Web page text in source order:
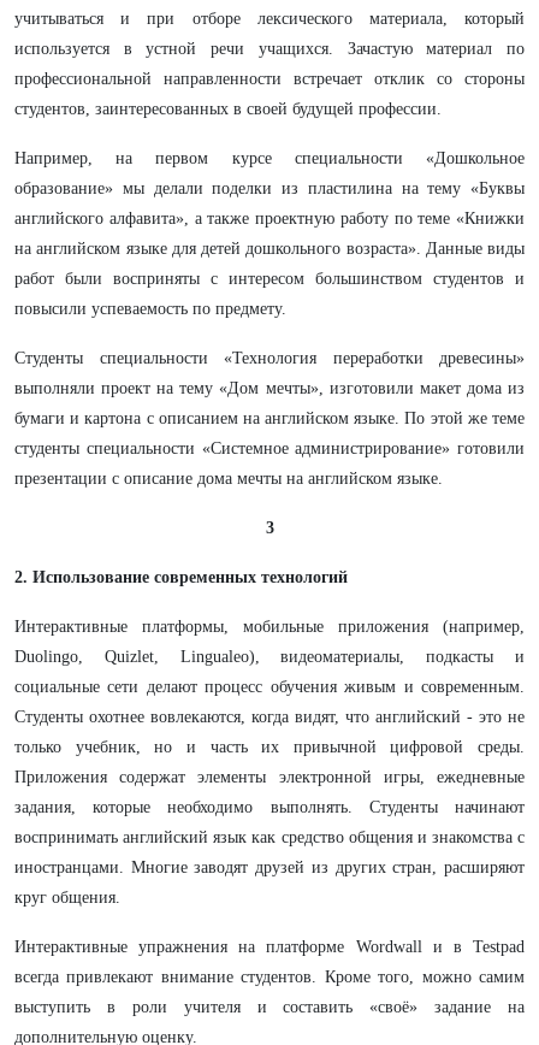
учитываться и при отборе лексического материала, который
используется в устной речи учащихся. Зачастую материал по
профессиональной направленности встречает отклик со стороны
студентов, заинтересованных в своей будущей профессии.
Например, на первом курсе специальности «Дошкольное
образование» мы делали поделки из пластилина на тему «Буквы
английского алфавита», а также проектную работу по теме «Книжки
на английском языке для детей дошкольного возраста». Данные виды
работ были восприняты с интересом большинством студентов и
повысили успеваемость по предмету.
Студенты специальности «Технология переработки древесины»
выполняли проект на тему «Дом мечты», изготовили макет дома из
бумаги и картона с описанием на английском языке. По этой же теме
студенты специальности «Системное администрирование» готовили
презентации с описание дома мечты на английском языке.
3
2. Использование современных технологий
Интерактивные платформы, мобильные приложения (например,
Duolingo, Quizlet, Lingualeo), видеоматериалы, подкасты и
социальные сети делают процесс обучения живым и современным.
Студенты охотнее вовлекаются, когда видят, что английский - это не
только учебник, но и часть их привычной цифровой среды.
Приложения содержат элементы электронной игры, ежедневные
задания, которые необходимо выполнять. Студенты начинают
воспринимать английский язык как средство общения и знакомства с
иностранцами. Многие заводят друзей из других стран, расширяют
круг общения.
Интерактивные упражнения на платформе Wordwall и в Testpad
всегда привлекают внимание студентов. Кроме того, можно самим
выступить в роли учителя и составить «своё» задание на
дополнительную оценку.